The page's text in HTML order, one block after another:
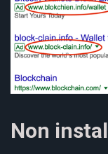
Non